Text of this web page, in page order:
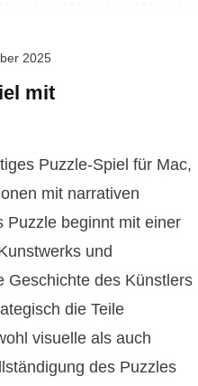
2025
mit
Puzzle-Spiel für Mac,
mit narrativen
Puzzle beginnt mit einer
und
Geschichte des Künstlers
die Teile
visuelle als auch
des Puzzles